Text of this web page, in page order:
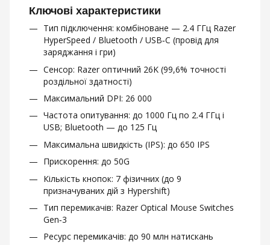
Ключові характеристики
Тип підключення: комбіноване — 2.4 ГГц Razer
HyperSpeed / Bluetooth / USB‑C (провід для
заряджання і гри)
Сенсор: Razer оптичний 26K (99,6% точності
роздільної здатності)
Максимальний DPI: 26 000
Частота опитування: до 1000 Гц по 2.4 ГГц і
USB; Bluetooth — до 125 Гц
Максимальна швидкість (IPS): до 650 IPS
Прискорення: до 50G
Кількість кнопок: 7 фізичних (до 9
призначуваних дій з Hypershift)
Тип перемикачів: Razer Optical Mouse Switches
Gen‑3
Ресурс перемикачів: до 90 млн натискань